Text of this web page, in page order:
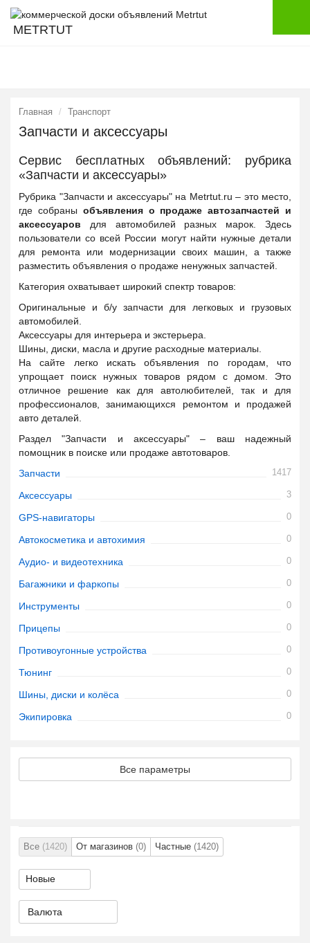
METRTUT
Главная Транспорт
Запчасти и аксессуары
Сервис бесплатных объявлений: рубрика
«Запчасти и аксессуары»
Рубрика "Запчасти и аксессуары" на Metrtut.ru – это место,
где собраны объявления о продаже автозапчастей и
аксессуаров для автомобилей разных марок. Здесь
пользователи со всей России могут найти нужные детали
для ремонта или модернизации своих машин, а также
разместить объявления о продаже ненужных запчастей.
Категория охватывает широкий спектр товаров:
Оригинальные и б/у запчасти для легковых и грузовых
автомобилей.
Аксессуары для интерьера и экстерьера.
Шины, диски, масла и другие расходные материалы.
На сайте легко искать объявления по городам, что
упрощает поиск нужных товаров рядом с домом. Это
отличное решение как для автолюбителей, так и для
профессионалов, занимающихся ремонтом и продажей
авто деталей.
Раздел "Запчасти и аксессуары" – ваш надежный
помощник в поиске или продаже автотоваров.
Запчасти
1417
Аксессуары 3
GPS-навигаторы 0
Автокосметика и автохимия 0
Аудио- и видеотехника 0
Багажники и фаркопы 0
Инструменты 0
Прицепы 0
Противоугонные устройства 0
Тюнинг 0
Шины, диски и колёса 0
Экипировка 0
Все параметры
Все (1420) От магазинов (0) Частные (1420)
Валюта